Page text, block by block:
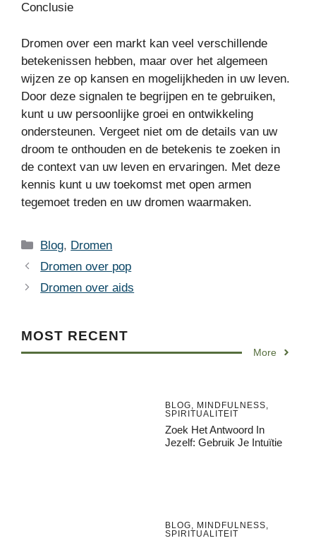
Conclusie
Dromen over een markt kan veel verschillende
betekenissen hebben, maar over het algemeen
wijzen ze op kansen en mogelijkheden in uw leven.
Door deze signalen te begrijpen en te gebruiken,
kunt u uw persoonlijke groei en ontwikkeling
ondersteunen. Vergeet niet om de details van uw
droom te onthouden en de betekenis te zoeken in
de context van uw leven en ervaringen. Met deze
kennis kunt u uw toekomst met open armen
tegemoet treden en uw dromen waarmaken.
Categories
Blog, Dromen
Dromen over pop
Dromen over aids
MOST RECENT
More
BLOG, MINDFULNESS,
SPIRITUALITEIT
Zoek Het Antwoord In
Jezelf: Gebruik Je Intuïtie
BLOG, MINDFULNESS,
SPIRITUALITEIT